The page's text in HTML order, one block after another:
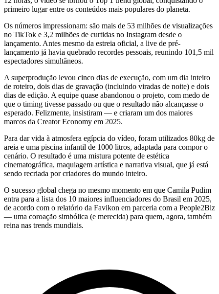
primeiro lugar entre os conteúdos mais populares do planeta.
Os números impressionam: são mais de 53 milhões de visualizações
no TikTok e 3,2 milhões de curtidas no Instagram desde o
lançamento. Antes mesmo da estreia oficial, a live de pré-
lançamento já havia quebrado recordes pessoais, reunindo 101,5 mil
espectadores simultâneos.
A superprodução levou cinco dias de execução, com um dia inteiro
de roteiro, dois dias de gravação (incluindo viradas de noite) e dois
dias de edição. A equipe quase abandonou o projeto, com medo de
que o timing tivesse passado ou que o resultado não alcançasse o
esperado. Felizmente, insistiram — e criaram um dos maiores
marcos da Creator Economy em 2025.
Para dar vida à atmosfera egípcia do vídeo, foram utilizados 80kg de
areia e uma piscina infantil de 1000 litros, adaptada para compor o
cenário. O resultado é uma mistura potente de estética
cinematográfica, maquiagem artística e narrativa visual, que já está
sendo recriada por criadores do mundo inteiro.
O sucesso global chega no mesmo momento em que Camila Pudim
entra para a lista dos 10 maiores influenciadores do Brasil em 2025,
de acordo com o relatório da Favikon em parceria com a People2Biz
— uma coroação simbólica (e merecida) para quem, agora, também
reina nas trends mundiais.